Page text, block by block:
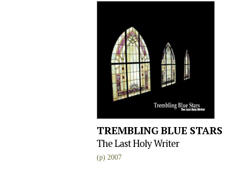
TREMBLING BLUE STARS
The Last Holy Writer
(p) 2007